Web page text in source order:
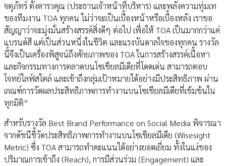
จตุภัทร์ ตั้งคารวคุณ (ประธานเจ้าหน้าที่บริหาร) และพลังความทุ่มเท
ของทีมงาน TOA ทุกคน ไม่ว่าจะเป็นเบื้องหน้าหรือเบื้องหลัง เราขอ
สัญญาว่าจะมุ่งมั่นสร้างสรรค์สิ่งดีๆ ต่อไป เพื่อให้ TOA เป็นมากกว่าแค่
แบรนด์สี แต่เป็นส่วนหนึ่งในชีวิต และแรงบันดาลใจของทุกคน รางวัล
นี้จึงเป็นเครื่องพิสูจน์ถึงศักยภาพของ TOA ในการสร้างสรรค์เนื้อหา
และกิจกรรมทางการตลาดบนโซเชียลมีเดียที่โดดเด่น สามารถตอบ
โจทย์ไลฟ์สไตล์ และเข้าถึงกลุ่มเป้าหมายได้อย่างมีประสิทธิภาพ ผ่าน
เกณฑ์การวัดผลประสิทธิภาพการทำงานบนโซเชียลมีเดียที่เข้มข้นใน
ทุกมิติ”
สำหรับรางวัล Best Brand Performance on Social Media พิจารณา
จากดัชนีชี้วัดประสิทธิภาพการทำงานบนโซเชียลมีเดีย (Wisesight
Metric) ซึ่ง TOA สามารถทำคะแนนได้อย่างยอดเยี่ยม ทั้งในแง่ของ
ปริมาณการเข้าถึง (Reach), การมีส่วนร่วม (Engagement) และ